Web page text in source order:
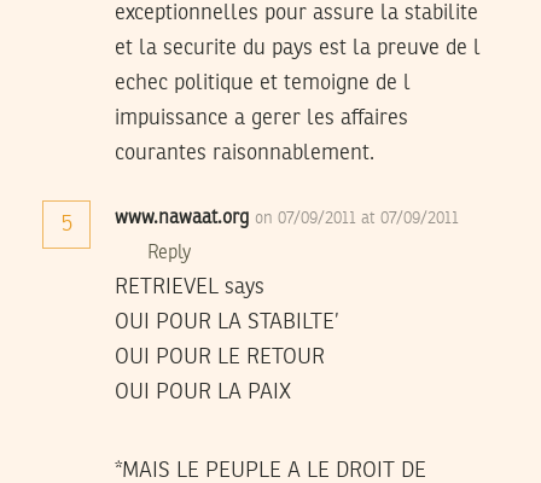
exceptionnelles pour assure la stabilite
et la securite du pays est la preuve de l
echec politique et temoigne de l
impuissance a gerer les affaires
courantes raisonnablement.
5 www.nawaat.org on 07/09/2011 at 07/09/2011
Reply
RETRIEVEL says
OUI POUR LA STABILTE’
OUI POUR LE RETOUR
OUI POUR LA PAIX
*MAIS LE PEUPLE A LE DROIT DE